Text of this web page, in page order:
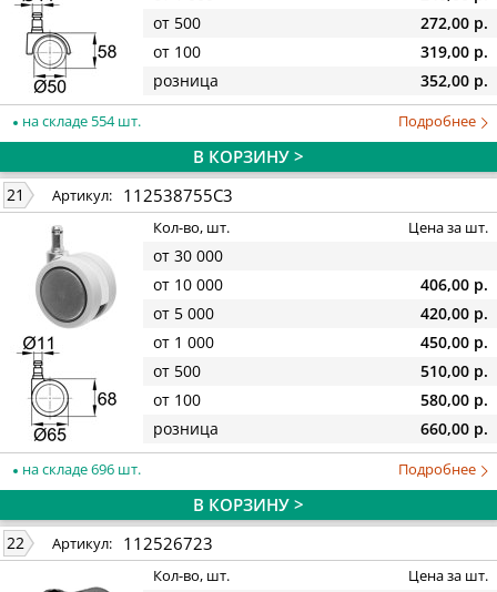
от 500
272,00 р.
от 100
319,00 р.
розница
352,00 р.
на складе 554 шт. Подробнее
В КОРЗИНУ >
21 Артикул: 112538755C3
Кол-во, шт. Цена за шт.
от 30 000
от 10 000
406,00 р.
от 5 000
420,00 р.
от 1 000
450,00 р.
от 500
510,00 р.
от 100
580,00 р.
розница
660,00 р.
на складе 696 шт. Подробнее
В КОРЗИНУ >
22 Артикул: 112526723
Кол-во, шт. Цена за шт.